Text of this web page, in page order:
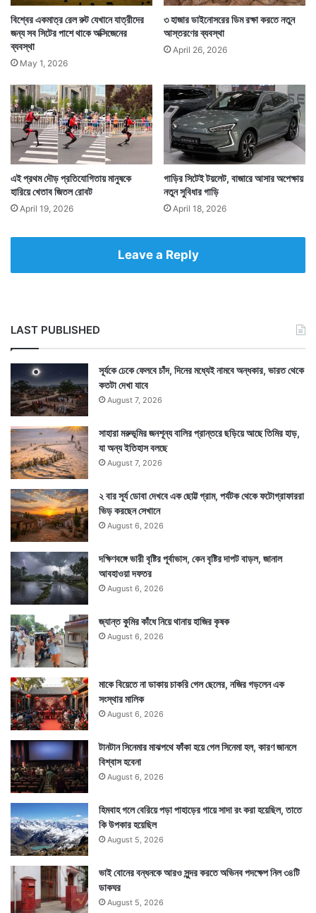
আরও বহু সংবাদমাধ্যমে এই খবর প্রকাশিত হয়েছে।
বিশ্বের একমাত্র রেল রুট যেখানে যাত্রীদের
জন্য সব সিটের পাশে থাকে অক্সিজেনের
ব্যবস্থা
May 1, 2026
৩ হাজার ডাইনোসরের ডিম রক্ষা করতে নতুন
আস্তরণের ব্যবস্থা
April 26, 2026
এই প্রথম দৌড় প্রতিযোগিতায় মানুষকে
হারিয়ে খেতাব জিতল রোবট
April 19, 2026
গাড়ির সিটেই টয়লেট, বাজারে আসার অপেক্ষায়
নতুন সুবিধার গাড়ি
April 18, 2026
Leave a Reply
LAST PUBLISHED
সূর্যকে ঢেকে ফেলবে চাঁদ, দিনের মধ্যেই নামবে অন্ধকার, ভারত থেকে
কতটা দেখা যাবে
August 7, 2026
সাহারা মরুভূমির জনশূন্য বালির প্রান্তরে ছড়িয়ে আছে তিমির হাড়,
যা অন্য ইতিহাস বলছে
August 7, 2026
২ বার সূর্য ডোবা দেখবে এক ছোট্ট গ্রাম, পর্যটক থেকে ফটোগ্রাফাররা
ভিড় করছেন সেখানে
August 6, 2026
দক্ষিণবঙ্গে ভারী বৃষ্টির পূর্বাভাস, কেন বৃষ্টির দাপট বাড়ল, জানাল
আবহাওয়া দফতর
August 6, 2026
জ্যান্ত কুমির কাঁধে নিয়ে থানায় হাজির কৃষক
August 6, 2026
মাকে বিয়েতে না ডাকায় চাকরি গেল ছেলের, নজির গড়লেন এক
সংস্থার মালিক
August 6, 2026
টানটান সিনেমার মাঝপথে ফাঁকা হয়ে গেল সিনেমা হল, কারণ জানলে
বিশ্বাস হবেনা
August 6, 2026
হিমবাহ গলে বেরিয়ে পড়া পাহাড়ের গায়ে সাদা রং করা হয়েছিল, তাতে
কি উপকার হয়েছিল
August 5, 2026
ভাই বোনের বন্ধনকে আরও সুন্দর করতে অভিনব পদক্ষেপ নিল ৩৪টি
ডাকঘর
August 5, 2026